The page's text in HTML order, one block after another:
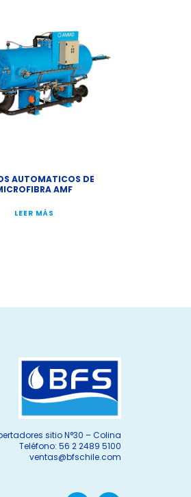
AUTOMATICOS DE
AMF
LEER MÁS
sitio N°30 – Colina
Teléfono: 56 2 2489 5100
ventas@bfschile.com